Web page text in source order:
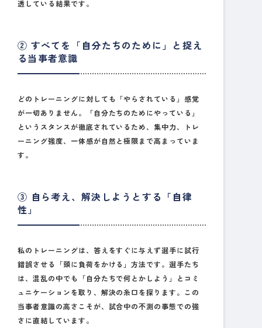
透している結果です。
② すべてを「自分たちのために」と捉え
る当事者意識
どのトレーニングに対しても「やらされている」感覚
が一切ありません。「自分たちのためにやっている」
というスタンスが徹底されているため、集中力、トレ
ーニング強度、一体感が自然と極限まで高まっていま
す。
③ 自ら考え、解決しようとする「自律
性」
私のトレーニングは、答えをすぐに与えず選手に試行
錯誤させる「頭に負荷をかける」方法です。選手たち
は、混乱の中でも 「自分たちで何とかしよう」とコミ
ュニケーションを取り、解決の糸口を探ります。 この
当事者意識の高さこそが、試合中の不測の事態での強
さに直結しています。